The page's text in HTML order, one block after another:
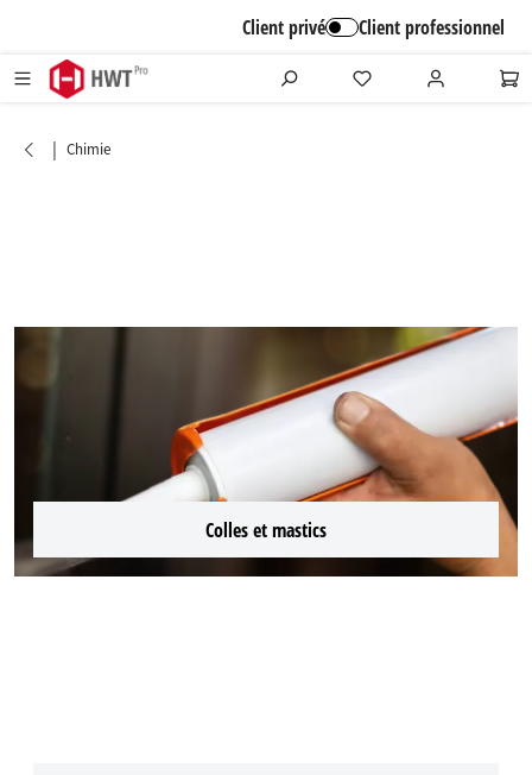
Client privé Client professionnel
| Chimie
Colles et mastics